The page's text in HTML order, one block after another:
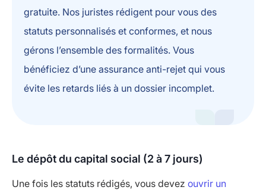
gratuite. Nos juristes rédigent pour vous des
statuts personnalisés et conformes, et nous
gérons l’ensemble des formalités. Vous
bénéficiez d’une assurance anti-rejet qui vous
évite les retards liés à un dossier incomplet.
Le dépôt du capital social (2 à 7 jours)
Une fois les statuts rédigés, vous devez ouvrir un